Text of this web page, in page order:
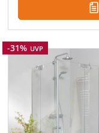
Rabatt
-31% UVP